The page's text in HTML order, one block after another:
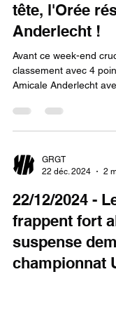
tête, l'Orée
Anderlecht !
Avant ce week-end
classement avec 4
Amicale Anderlecht
GRGT
22 déc. 2024
2
22/12/2024 -
frappent fort
suspense
championnat